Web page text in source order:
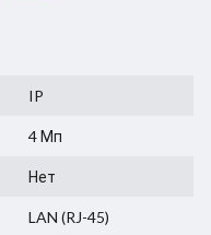
IP
4 Мп
Нет
LAN (RJ-45)